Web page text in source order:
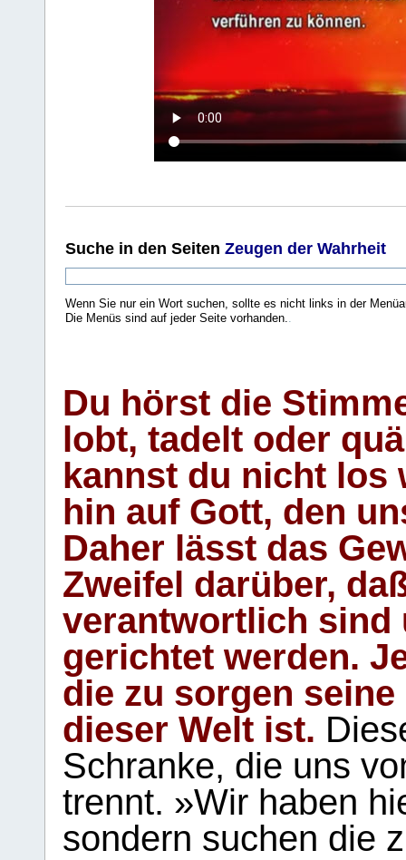
Suche in den Seiten Zeugen der Wahrheit
Wenn Sie nur ein Wort suchen, sollte es nicht links in der
Die Menüs sind auf jeder Seite vorhanden.
Du hörst die
lobt, tadelt oder
kannst du nicht los
hin auf Gott, den
Daher lässt das
Zweifel darüber,
verantwortlich sind
gerichtet werden.
die zu sorgen
dieser Welt ist.
Schranke, die uns
trennt. »Wir haben
sondern suchen die